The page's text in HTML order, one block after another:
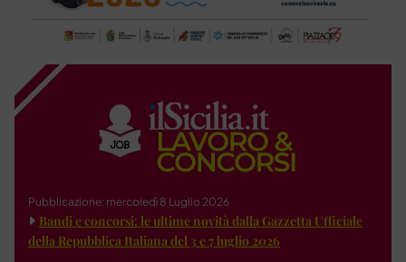
Pubblicazione: mercoledì 8 Luglio 2026
Bandi e concorsi: le ultime novità dalla Gazzetta Ufficiale
della Repubblica Italiana del 3 e 7 luglio 2026